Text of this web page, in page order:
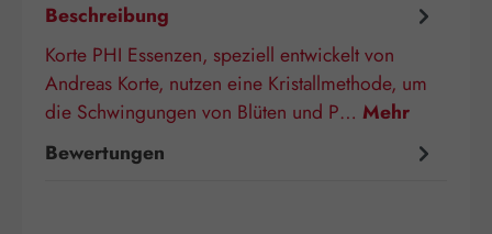
Beschreibung
Korte PHI Essenzen, speziell entwickelt von
Andreas Korte, nutzen eine Kristallmethode, um
die Schwingungen von Blüten und P… Mehr
Bewertungen